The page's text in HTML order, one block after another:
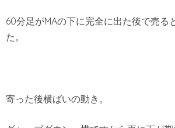
60分足がMAの下に完全に出た後で売る
た。
寄った後横ばいの動き。